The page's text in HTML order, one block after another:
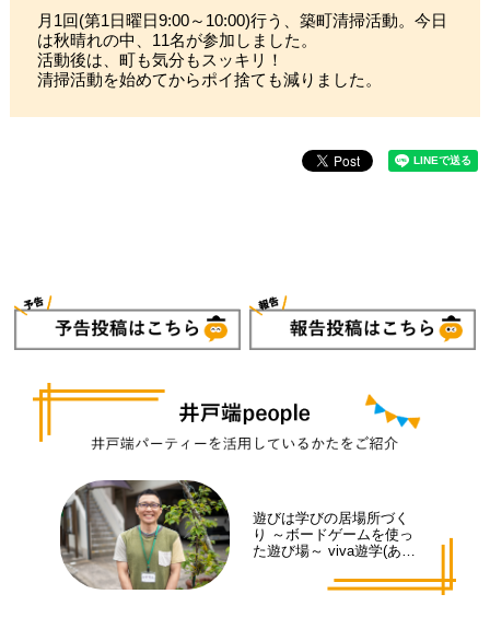
月1回(第1日曜日9:00～10:00)行う、築町清掃活動。今日
は秋晴れの中、11名が参加しました。
活動後は、町も気分もスッキリ！
清掃活動を始めてからポイ捨ても減りました。
遊びは学びの居場所づく
り ～ボードゲームを使っ
た遊び場～ viva遊学(あそ